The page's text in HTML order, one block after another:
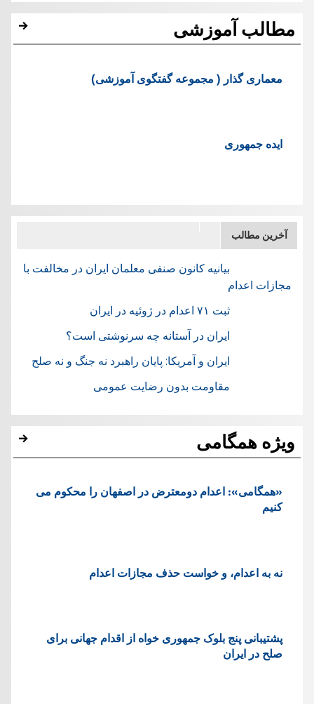
مطالب آموزشی
معماری گذار ( مجموعه گفتگوی آموزشی)
ایده جمهوری
آخرین مطالب
بیانیه کانون صنفی معلمان ایران در مخالفت با
مجازات اعدام
ثبت ۷۱ اعدام در ژوئيه در ایران
ایران در آستانه چه سرنوشتی است؟
ایران و آمریکا: پایان راهبرد نه جنگ و نه صلح
مقاومت بدون رضایت عمومی
ویژه همگامی
«همگامی»: اعدام دومعترض در اصفهان را محکوم می
کنیم
نه به اعدام، و خواست حذف مجازات اعدام
پشتيبانی پنج بلوک جمهوری خواه از اقدام جهانی برای
صلح در ایران